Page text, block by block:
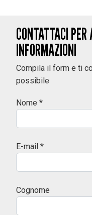
CONTATTACI PER
INFORMAZIONI
Compila il form e ti
possibile
Nome *
E-mail *
Cognome